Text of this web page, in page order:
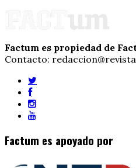
Factum es propiedad de
Contacto:
Factum es apoyado por